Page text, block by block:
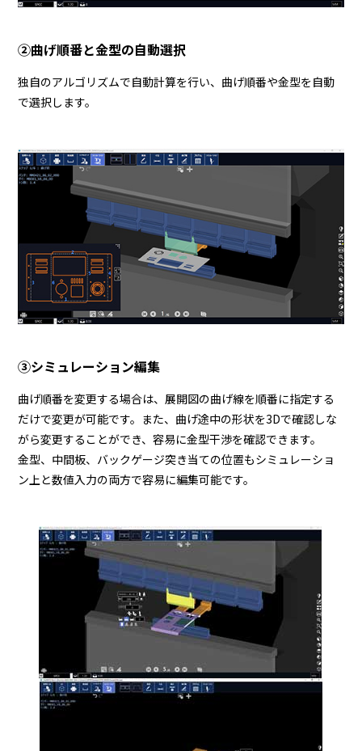
②曲げ順番と金型の自動選択
独自のアルゴリズムで自動計算を行い、曲げ順番や金型を自動
で選択します。
③シミュレーション編集
曲げ順番を変更する場合は、展開図の曲げ線を順番に指定する
だけで変更が可能です。また、曲げ途中の形状を3Dで確認しな
がら変更することができ、容易に金型干渉を確認できます。
金型、中間板、バックゲージ突き当ての位置もシミュレーショ
ン上と数値入力の両方で容易に編集可能です。